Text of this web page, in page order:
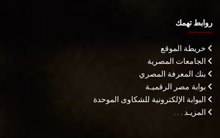
روابط تهمك
خريطة الموقع
الجامعات المصرية
بنك المعرفة المصري
بوابة مصر الرقميـة
البوابة الإلكترونية للشكاوى الموحدة
المزيـد . . .